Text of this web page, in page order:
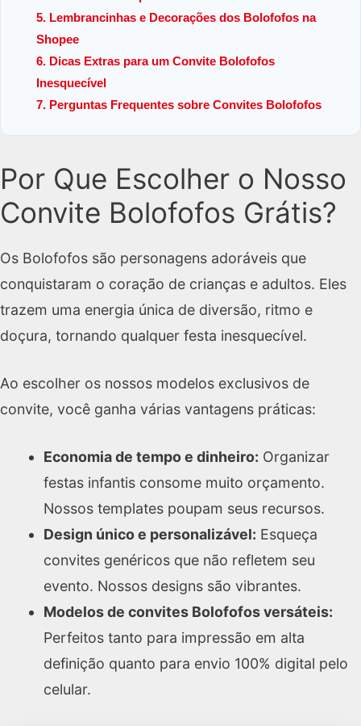
5. Lembrancinhas e Decorações dos Bolofofos na
Shopee
6. Dicas Extras para um Convite Bolofofos
Inesquecível
7. Perguntas Frequentes sobre Convites Bolofofos
Por Que Escolher o Nosso
Convite Bolofofos Grátis?
Os Bolofofos são personagens adoráveis que
conquistaram o coração de crianças e adultos. Eles
trazem uma energia única de diversão, ritmo e
doçura, tornando qualquer festa inesquecível.
Ao escolher os nossos modelos exclusivos de
convite, você ganha várias vantagens práticas:
Economia de tempo e dinheiro: Organizar
festas infantis consome muito orçamento.
Nossos templates poupam seus recursos.
Design único e personalizável: Esqueça
convites genéricos que não refletem seu
evento. Nossos designs são vibrantes.
Modelos de convites Bolofofos versáteis:
Perfeitos tanto para impressão em alta
definição quanto para envio 100% digital pelo
celular.